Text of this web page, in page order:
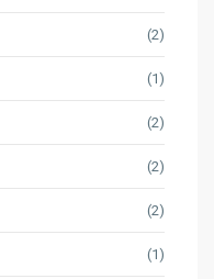
(2)
(1)
(2)
(2)
(2)
(1)